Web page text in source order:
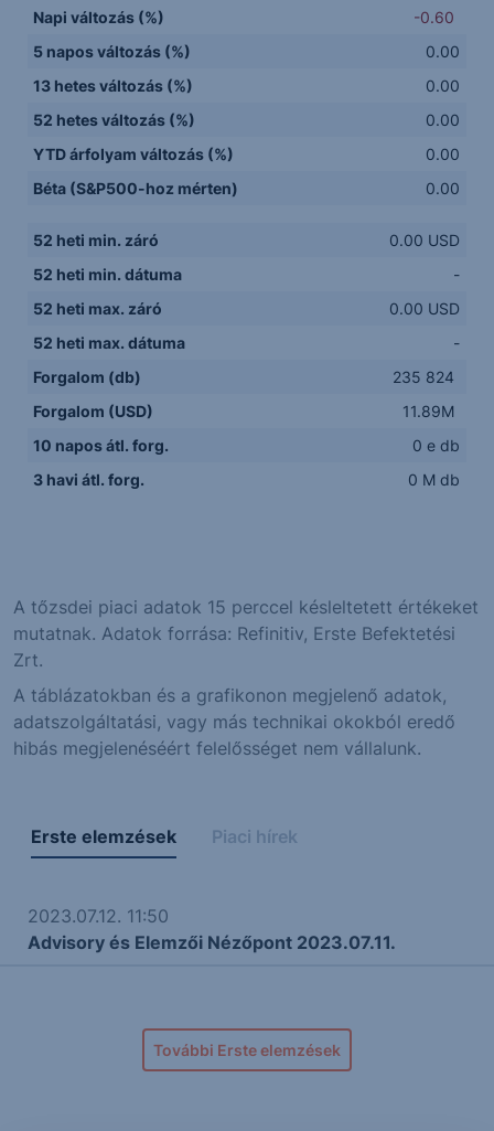
Napi változás (%)
-0.60
5 napos változás (%)
0.00
13 hetes változás (%)
0.00
52 hetes változás (%)
0.00
YTD árfolyam változás (%)
0.00
Béta (S&P500-hoz mérten)
0.00
52 heti min. záró
0.00 USD
52 heti min. dátuma
-
52 heti max. záró
0.00 USD
52 heti max. dátuma
-
Forgalom (db)
235 824
Forgalom (USD)
11.89M
10 napos átl. forg.
0 e db
3 havi átl. forg.
0 M db
A tőzsdei piaci adatok 15 perccel késleltetett értékeket
mutatnak. Adatok forrása: Refinitiv, Erste Befektetési
Zrt.
A táblázatokban és a grafikonon megjelenő adatok,
adatszolgáltatási, vagy más technikai okokból eredő
hibás megjelenéséért felelősséget nem vállalunk.
Erste elemzések Piaci hírek
2023.07.12. 11:50
Advisory és Elemzői Nézőpont 2023.07.11.
További Erste elemzések